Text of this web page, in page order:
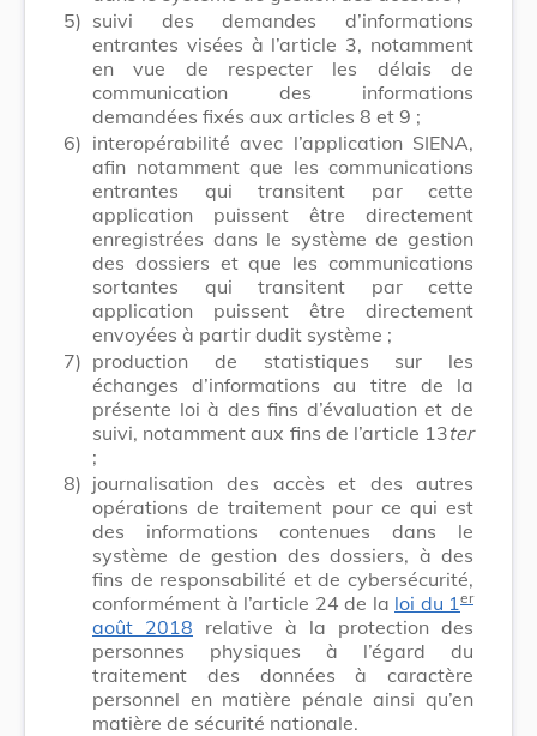
5) suivi des demandes d’informations
entrantes visées à l’article 3, notamment
en vue de respecter les délais de
communication des informations
demandées fixés aux articles 8 et 9 ;
6) interopérabilité avec l’application SIENA,
afin notamment que les communications
entrantes qui transitent par cette
application puissent être directement
enregistrées dans le système de gestion
des dossiers et que les communications
sortantes qui transitent par cette
application puissent être directement
envoyées à partir dudit système ;
7) production de statistiques sur les
échanges d’informations au titre de la
présente loi à des fins d’évaluation et de
suivi, notamment aux fins de l’article 13ter
;
8) journalisation des accès et des autres
opérations de traitement pour ce qui est
des informations contenues dans le
système de gestion des dossiers, à des
fins de responsabilité et de cybersécurité,
conformément à l’article 24 de la loi du 1 er
août 2018 relative à la protection des
personnes physiques à l’égard du
traitement des données à caractère
personnel en matière pénale ainsi qu’en
matière de sécurité nationale.